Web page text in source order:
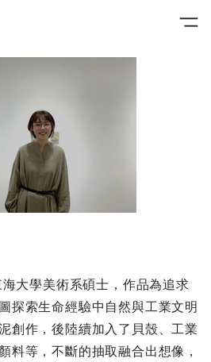
大學美術系碩士，作品為追求
探索生命經驗中自然與工業文明
創作，後陸續加入了貝殼、工業
料等，不斷的抽取融合出想像，